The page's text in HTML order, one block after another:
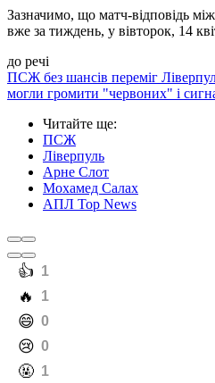
Зазначимо, що матч-відповідь
вже за тиждень, у вівторок, 14
до речі
ПСЖ без шансів переміг
могли громити "червоних" і
Читайте ще:
ПСЖ
Ліверпуль
Арне Слот
Мохамед Салах
АПЛ Top News
️👍 1
️🔥 1
️😄 0
️😢 0
️🤬 1